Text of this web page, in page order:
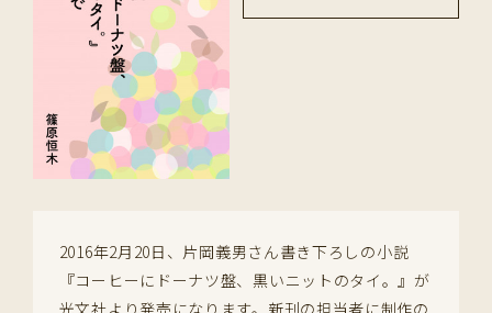
2016年2月20日、片岡義男さん書き下ろしの小説
『コーヒーにドーナツ盤、黒いニットのタイ。』が